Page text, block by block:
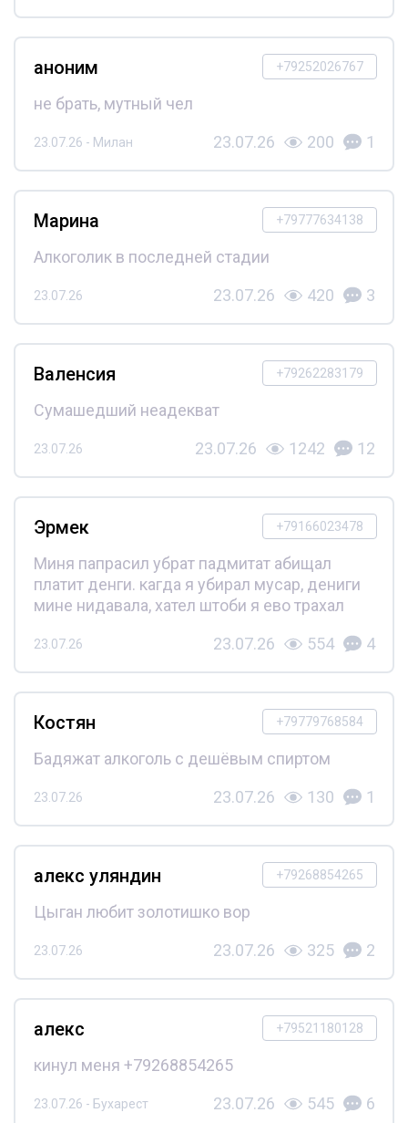
+79252026767
аноним
не брать, мутный чел
23.07.26 - Милан 23.07.26 200 1
+79777634138
Марина
Алкоголик в последней стадии
23.07.26 23.07.26 420 3
+79262283179
Валенсия
Сумашедший неадекват
23.07.26 23.07.26 1242 12
+79166023478
Эрмек
Миня папрасил убрат падмитат абищал
платит денги. кагда я убирал мусар, дениги
мине нидавала, хател штоби я ево трахал
23.07.26 23.07.26 554 4
+79779768584
Костян
Бадяжат алкоголь с дешёвым спиртом
23.07.26 23.07.26 130 1
+79268854265
алекс уляндин
Цыган любит золотишко вор
23.07.26 23.07.26 325 2
+79521180128
алекс
кинул меня +79268854265
23.07.26 - Бухарест 23.07.26 545 6